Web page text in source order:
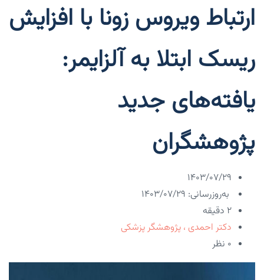
ارتباط ویروس زونا با افزایش
ریسک ابتلا به آلزایمر:
یافته‌های جدید
پژوهشگران
۱۴۰۳/۰۷/۲۹
به‌روزرسانی: ۱۴۰۳/۰۷/۲۹
2 دقیقه
دکتر احمدی ، پژوهشگر پزشکی
۰ نظر